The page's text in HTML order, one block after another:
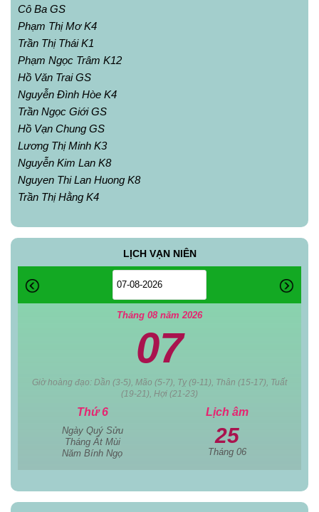
Cô Ba GS
Phạm Thị Mơ K4
Trần Thị Thái K1
Phạm Ngọc Trâm K12
Hồ Văn Trai GS
Nguyễn Đình Hòe K4
Trần Ngọc Giới GS
Hồ Vạn Chung GS
Lương Thị Minh K3
Nguyễn Kim Lan K8
Nguyen Thi Lan Huong K8
Trần Thị Hằng K4
LỊCH VẠN NIÊN
Tháng 08 năm 2026
07
Giờ hoàng đạo: Dần (3-5), Mão (5-7), Tỵ (9-11), Thân (15-17), Tuất
(19-21), Hợi (21-23)
Thứ 6
Ngày Quý Sửu
Tháng Ất Mùi
Năm Bính Ngọ
Lịch âm
25
Tháng 06